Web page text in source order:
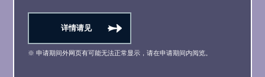
详情请见
※ 申请期间外网页有可能无法正常显示，请在申请期间内阅览。